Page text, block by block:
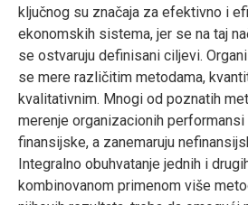
ključnog su značaja za efektivno i
ekonomskih sistema, jer se na taj
se ostvaruju definisani ciljevi.
se mere različitim metodama,
kvalitativnim. Mnogi od poznatih
merenje organizacionih
finansijske, a zanemaruju
Integralno obuhvatanje jednih i
kombinovanom primenom više